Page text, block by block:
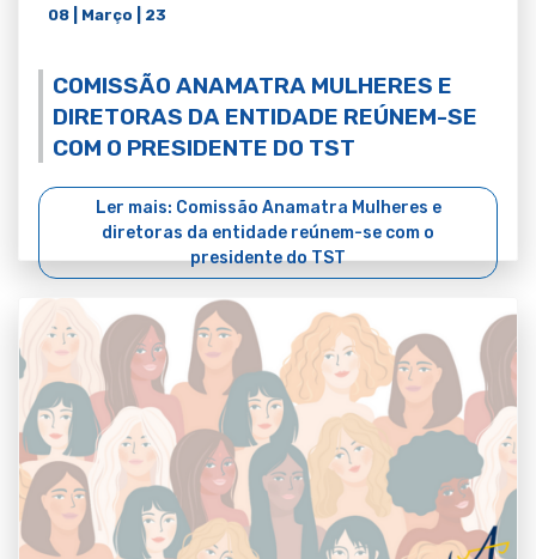
08 | Março | 23
COMISSÃO ANAMATRA MULHERES E
DIRETORAS DA ENTIDADE REÚNEM-SE
COM O PRESIDENTE DO TST
Ler mais: Comissão Anamatra Mulheres e
diretoras da entidade reúnem-se com o
presidente do TST